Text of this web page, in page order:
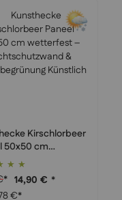
Kirschlorbeer
50x50 cm
–
&
* 14,90 € *
€*